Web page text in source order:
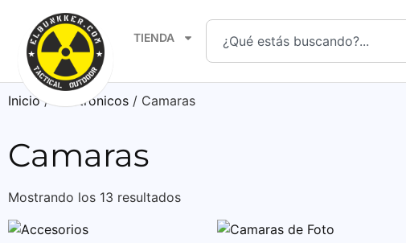
TIENDA
Inicio/ Electronicos / Camaras
Camaras
Mostrando los 13 resultados